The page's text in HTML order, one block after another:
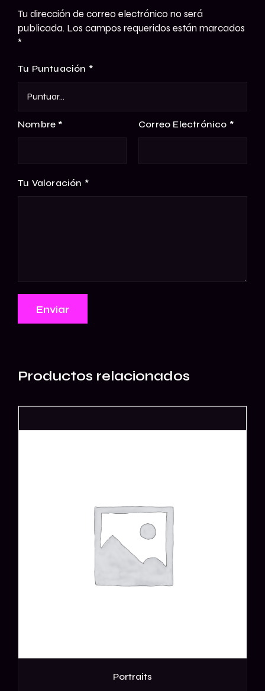
Tu dirección de correo electrónico no será
publicada. Los campos requeridos están marcados
*
Tu Puntuación *
Tu Valoración *
Nombre * Correo Electrónico *
Productos relacionados
Portraits